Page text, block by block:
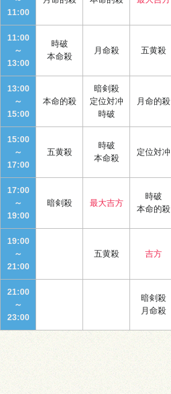
11:00
11:00
～
13:00
時破
本命殺
月命殺 五黄殺
13:00
～
15:00
本命的殺
暗剣殺
定位対冲
時破
月命的殺
15:00
～
17:00
五黄殺
時破
本命殺
定位対冲
17:00
～
19:00
暗剣殺 最大吉方
時破
本命的殺
19:00
～
21:00
五黄殺 吉方
21:00
～
23:00
暗剣殺
月命殺